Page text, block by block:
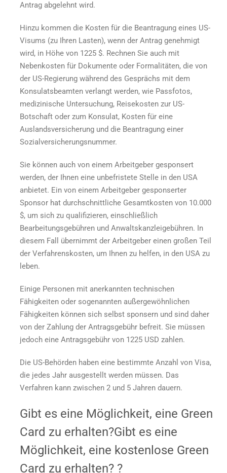
Antrag abgelehnt wird.
Hinzu kommen die Kosten für die Beantragung eines US-
Visums (zu Ihren Lasten), wenn der Antrag genehmigt
wird, in Höhe von 1225 $. Rechnen Sie auch mit
Nebenkosten für Dokumente oder Formalitäten, die von
der US-Regierung während des Gesprächs mit dem
Konsulatsbeamten verlangt werden, wie Passfotos,
medizinische Untersuchung, Reisekosten zur US-
Botschaft oder zum Konsulat, Kosten für eine
Auslandsversicherung und die Beantragung einer
Sozialversicherungsnummer.
Sie können auch von einem Arbeitgeber gesponsert
werden, der Ihnen eine unbefristete Stelle in den USA
anbietet. Ein von einem Arbeitgeber gesponserter
Sponsor hat durchschnittliche Gesamtkosten von 10.000
$, um sich zu qualifizieren, einschließlich
Bearbeitungsgebühren und Anwaltskanzleigebühren. In
diesem Fall übernimmt der Arbeitgeber einen großen Teil
der Verfahrenskosten, um Ihnen zu helfen, in den USA zu
leben.
Einige Personen mit anerkannten technischen
Fähigkeiten oder sogenannten außergewöhnlichen
Fähigkeiten können sich selbst sponsern und sind daher
von der Zahlung der Antragsgebühr befreit. Sie müssen
jedoch eine Antragsgebühr von 1225 USD zahlen.
Die US-Behörden haben eine bestimmte Anzahl von Visa,
die jedes Jahr ausgestellt werden müssen. Das
Verfahren kann zwischen 2 und 5 Jahren dauern.
Gibt es eine Möglichkeit, eine Green
Card zu erhalten?Gibt es eine
Möglichkeit, eine kostenlose Green
Card zu erhalten? ?